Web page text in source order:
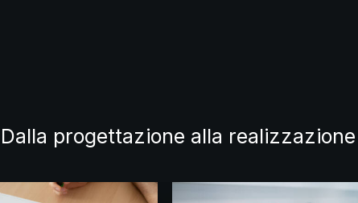
Dalla progettazione alla